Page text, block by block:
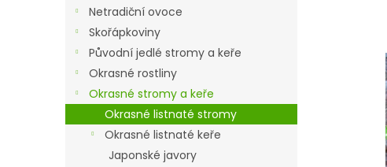
e
l
Netradiční ovoce
Skořápkoviny
Původní jedlé stromy a keře
Okrasné rostliny
Okrasné stromy a keře
Okrasné listnaté stromy
Okrasné listnaté keře
Japonské javory